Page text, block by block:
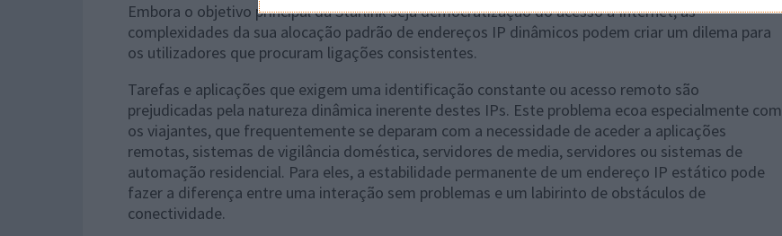
Embora o objetivo principal da Starlink seja democratização do acesso à Internet, as
complexidades da sua alocação padrão de endereços IP dinâmicos podem criar um dilema para
os utilizadores que procuram ligações consistentes.
Tarefas e aplicações que exigem uma identificação constante ou acesso remoto são
prejudicadas pela natureza dinâmica inerente destes IPs. Este problema ecoa especialmente com
os viajantes, que frequentemente se deparam com a necessidade de aceder a aplicações
remotas, sistemas de vigilância doméstica, servidores de media, servidores ou sistemas de
automação residencial. Para eles, a estabilidade permanente de um endereço IP estático pode
fazer a diferença entre uma interação sem problemas e um labirinto de obstáculos de
conectividade.